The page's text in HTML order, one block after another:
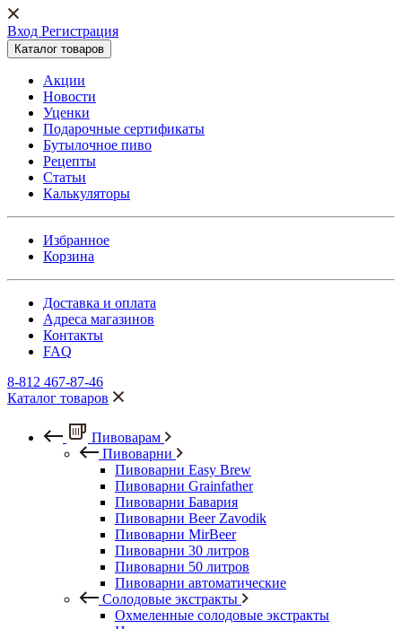
Вход Регистрация
Каталог товаров
Акции
Новости
Уценки
Подарочные сертификаты
Бутылочное пиво
Рецепты
Статьи
Калькуляторы
Избранное
Корзина
Доставка и оплата
Адреса магазинов
Контакты
FAQ
8-812 467-87-46
Каталог товаров
Пивоварам
Пивоварни
Пивоварни Easy Brew
Пивоварни Grainfather
Пивоварни Бавария
Пивоварни Beer Zavodik
Пивоварни MirBeer
Пивоварни 30 литров
Пивоварни 50 литров
Пивоварни автоматические
Солодовые экстракты
Охмеленные солодовые экстракты